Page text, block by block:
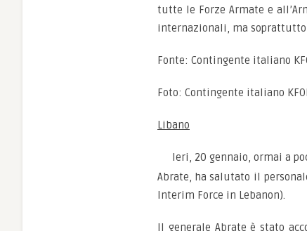
tutte le Forze Armate e
internazionali, ma soprattutto
Fonte: Contingente italiano
Foto: Contingente italiano
Libano
Ieri, 20 gennaio, ormai a
Abrate, ha salutato il
Interim Force in Lebanon).
Il generale Abrate è stato